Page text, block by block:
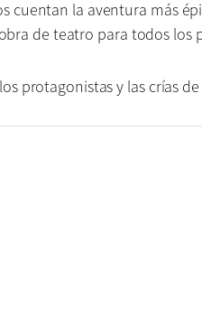
cuentan la aventura más
de teatro para todos los
protagonistas y las crías